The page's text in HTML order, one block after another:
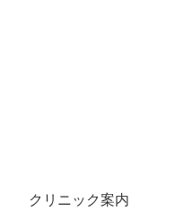
クリニック案内